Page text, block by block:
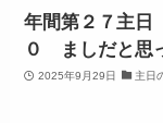
年間第２７主
０ ましだと思
2025年9月29日 主日